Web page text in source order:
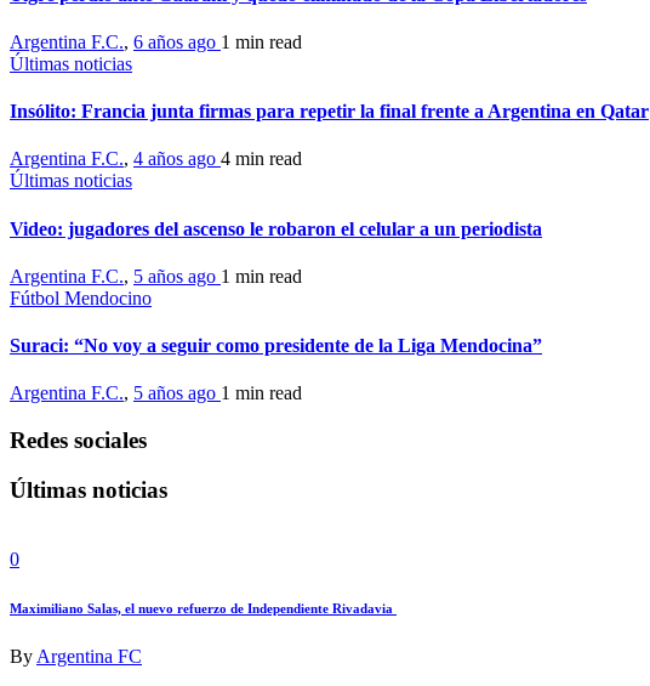
Argentina F.C., 6 años ago 1 min read
Últimas noticias
Insólito: Francia junta firmas para repetir la final frente a Argentina en Qatar
Argentina F.C., 4 años ago 4 min read
Últimas noticias
Video: jugadores del ascenso le robaron el celular a un periodista
Argentina F.C., 5 años ago 1 min read
Fútbol Mendocino
Suraci: “No voy a seguir como presidente de la Liga Mendocina”
Argentina F.C., 5 años ago 1 min read
Redes sociales
Últimas noticias
0
Maximiliano Salas, el nuevo refuerzo de Independiente Rivadavia
By Argentina FC